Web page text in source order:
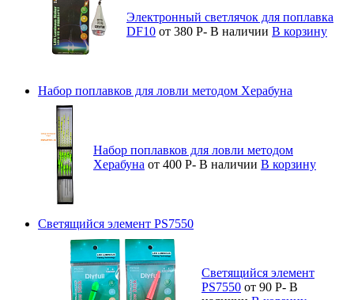
Электронный светлячок для поплавка
DF10 от 380 Р- В наличии В корзину
Набор поплавков для ловли методом Херабуна
Набор поплавков для ловли методом
Херабуна от 400 Р- В наличии В корзину
Светящийся элемент PS7550
Светящийся элемент
PS7550 от 90 Р- В